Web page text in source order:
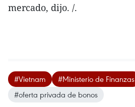
mercado, dijo. /.
#Vietnam
#Ministerio de Finanzas
#oferta privada de bonos